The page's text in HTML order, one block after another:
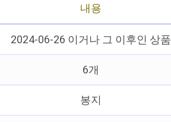
내용
2024-06-26 이거나 그 이후인 상품
6개
봉지